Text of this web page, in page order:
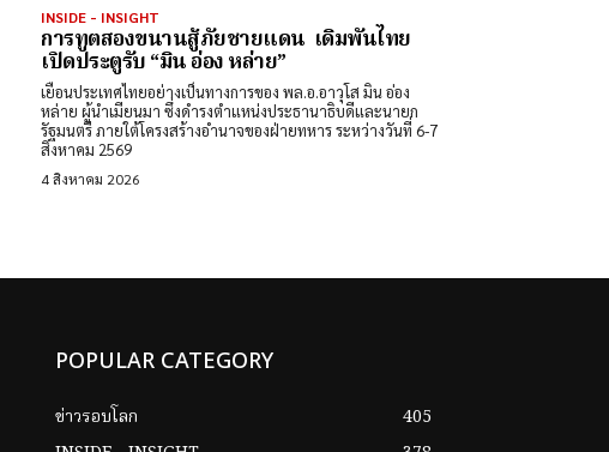
INSIDE - INSIGHT
การทูตสองขนานสู้ภัยชายแดน เดิมพันไทย
เปิดประตูรับ “มิน อ่อง หล่าย”
เยือนประเทศไทยอย่างเป็นทางการของ พล.อ.อาวุโส มิน อ่อง
หล่าย ผู้นำเมียนมา ซึ่งดำรงตำแหน่งประธานาธิบดีและนายก
รัฐมนตรี ภายใต้โครงสร้างอำนาจของฝ่ายทหาร ระหว่างวันที่ 6-7
สิงหาคม 2569
4 สิงหาคม 2026
POPULAR CATEGORY
ข่าวรอบโลก
405